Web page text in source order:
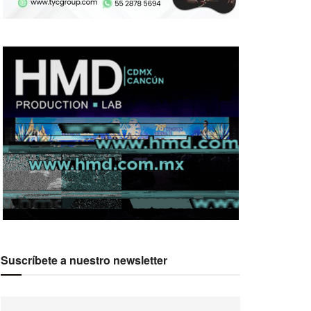
Suscríbete a nuestro newsletter